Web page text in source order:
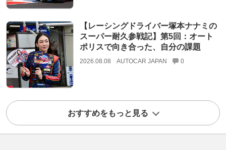
【レーシングドライバー塚本ナナミの
スーパー耐久参戦記】第5回：オート
ポリスで向き合った、自分の課題
2026.08.08 AUTOCAR JAPAN 0
おすすめをもっと見る